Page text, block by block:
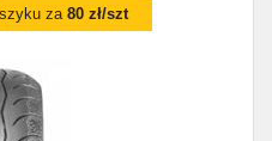
za80 zł/szt